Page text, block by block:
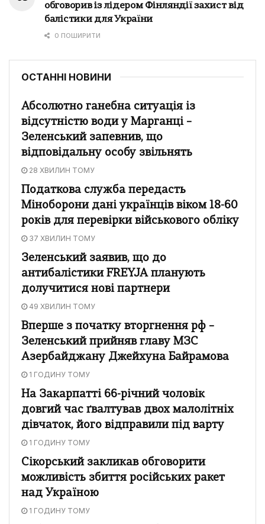
обговорив із лідером Фінляндії захист від
балістики для України
0 ПОШИРИТИ
ОСТАННІ НОВИНИ
Абсолютно ганебна ситуація із
відсутністю води у Марганці –
Зеленський запевнив, що
відповідальну особу звільнять
28 ХВИЛИН ТОМУ
Податкова служба передасть
Міноборони дані українців віком 18-60
років для перевірки військового обліку
37 ХВИЛИН ТОМУ
Зеленський заявив, що до
антибалістики FREYJA планують
долучитися нові партнери
49 ХВИЛИН ТОМУ
Вперше з початку вторгнення рф –
Зеленський прийняв главу МЗС
Азербайджану Джейхуна Байрамова
1 ГОДИНУ ТОМУ
На Закарпатті 66-річний чоловік
довгий час ґвалтував двох малолітніх
дівчаток, його відправили під варту
1 ГОДИНУ ТОМУ
Сікорський закликав обговорити
можливість збиття російських ракет
над Україною
1 ГОДИНУ ТОМУ